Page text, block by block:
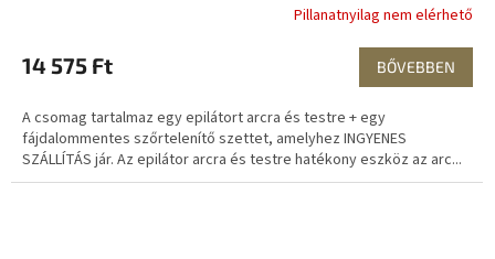
Y
E
N
S
Pillanatnyilag nem elérhető
14 575 Ft BŐVEBBEN
A csomag tartalmaz egy epilátort arcra és testre + egy
fájdalommentes szőrtelenítő szettet, amelyhez INGYENES
SZÁLLÍTÁS jár. Az epilátor arcra és testre hatékony eszköz az arc...